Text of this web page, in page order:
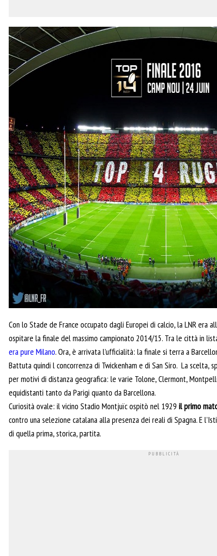
Con lo Stade de France occupato dagli Europei di calcio, la LNR era
ospitare la finale del massimo campionato 2014/15. Tra le città in
era pure Milano. Ora, è arrivata l’ufficialità: la finale si terra a
Battuta quindi l concorrenza di Twickenham e di San Siro. La scelta,
per motivi di distanza geografica: le varie Tolone, Clermont,
equidistanti tanto da Parigi quanto da Barcellona.
Curiosità ovale: il vicino Stadio Montjuïc ospitò nel 1929 il primo
contro una selezione catalana alla presenza dei reali di Spagna. E
di quella prima, storica, partita.